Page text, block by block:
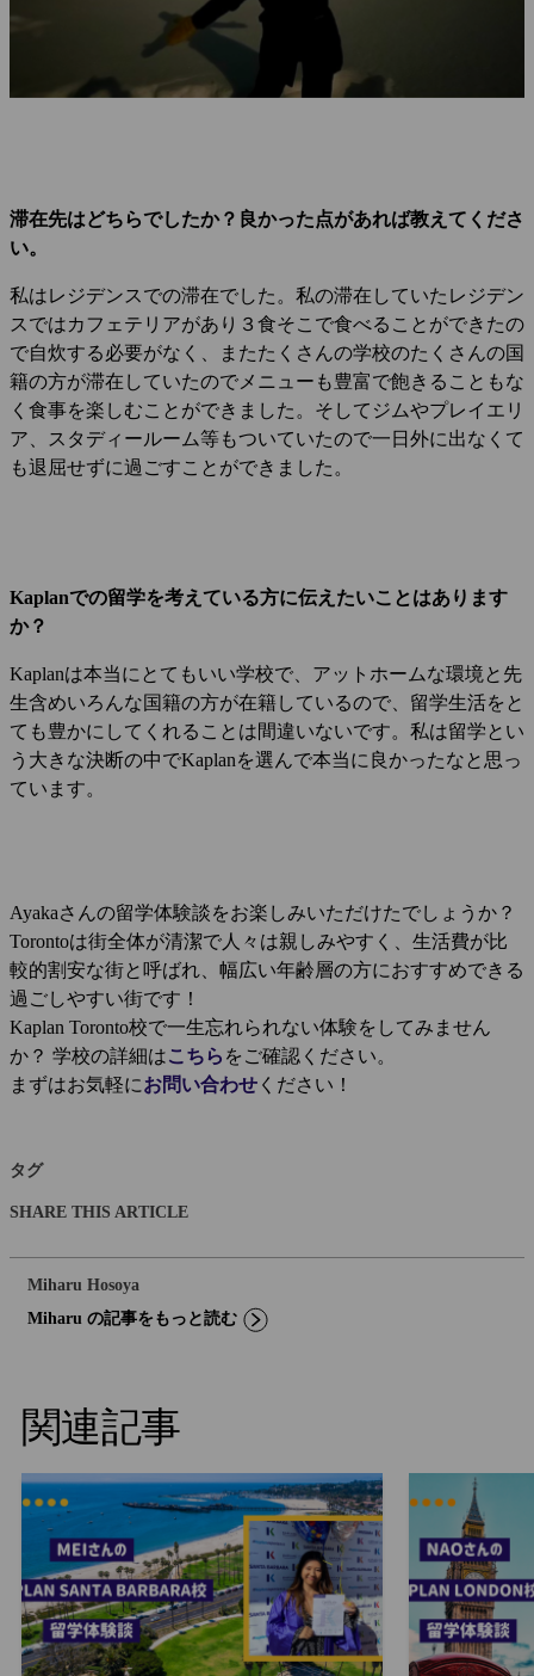
滞在先はどちらでしたか？良かった点があれば教えてくださ
い。
私はレジデンスでの滞在でした。私の滞在していたレジデン
スではカフェテリアがあり３食そこで食べることができたの
で自炊する必要がなく、またたくさんの学校のたくさんの国
籍の方が滞在していたのでメニューも豊富で飽きることもな
く食事を楽しむことができました。そしてジムやプレイエリ
ア、スタディールーム等もついていたので一日外に出なくて
も退屈せずに過ごすことができました。
Kaplanでの留学を考えている方に伝えたいことはあります
か？
Kaplanは本当にとてもいい学校で、アットホームな環境と先
生含めいろんな国籍の方が在籍しているので、留学生活をと
ても豊かにしてくれることは間違いないです。私は留学とい
う大きな決断の中でKaplanを選んで本当に良かったなと思っ
ています。
Ayakaさんの留学体験談をお楽しみいただけたでしょうか？
Torontoは街全体が清潔で人々は親しみやすく、生活費が比
較的割安な街と呼ばれ、幅広い年齢層の方におすすめできる
過ごしやすい街です！
Kaplan Toronto校で一生忘れられない体験をしてみません
か？ 学校の詳細はこちら をご確認ください。
まずはお気軽にお問い合わせ ください！
タグ
SHARE THIS ARTICLE
Miharu Hosoya
Miharu の記事をもっと読む
関連記事